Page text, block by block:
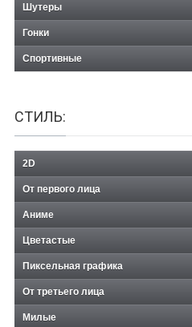
Шутеры
Гонки
Спортивные
СТИЛЬ:
2D
От первого лица
Аниме
Цветастые
Пиксельная графика
От третьего лица
Милые